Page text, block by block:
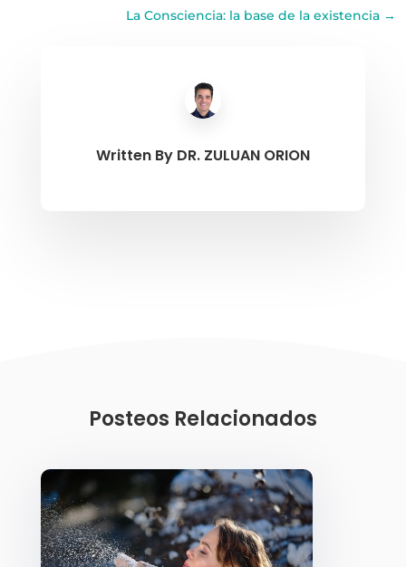
La Consciencia: la base de la existencia→
Written By DR. ZULUAN ORION
Posteos Relacionados